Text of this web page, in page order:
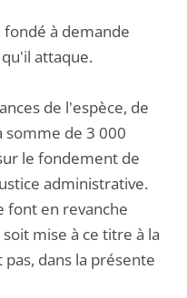
fondé à demande
attaque.
de l'espèce, de
somme de 3 000
le fondement de
administrative.
font en revanche
mise à ce titre à la
pas, dans la présente